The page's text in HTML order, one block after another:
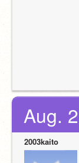
Aug.
2003kaito